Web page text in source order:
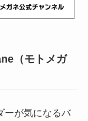
（モトメガ
ーが気になるバ